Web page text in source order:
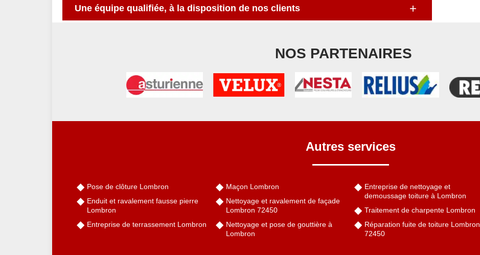
Une équipe qualifiée, à la disposition de nos clients
NOS PARTENAIRES
Autres services
Pose de clôture Lombron
Enduit et ravalement fausse pierre
Lombron
Entreprise de terrassement Lombron
Maçon Lombron
Nettoyage et ravalement de façade
Lombron 72450
Nettoyage et pose de gouttière à
Lombron
Entreprise de nettoyage et
demoussage toiture à Lombron
Traitement de charpente Lombron
Réparation fuite de toiture Lombron
72450